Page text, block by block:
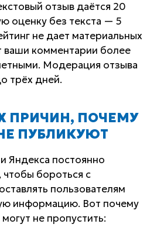
отзыв даётся 20
оценку без текста — 5
не дает материальных
ваши комментарии более
Модерация отзыва
трёх дней.
ПРИЧИН, ПОЧЕМУ
ПУБЛИКУЮТ
Яндекса постоянно
чтобы бороться с
пользователям
информацию. Вот почему
не пропустить: